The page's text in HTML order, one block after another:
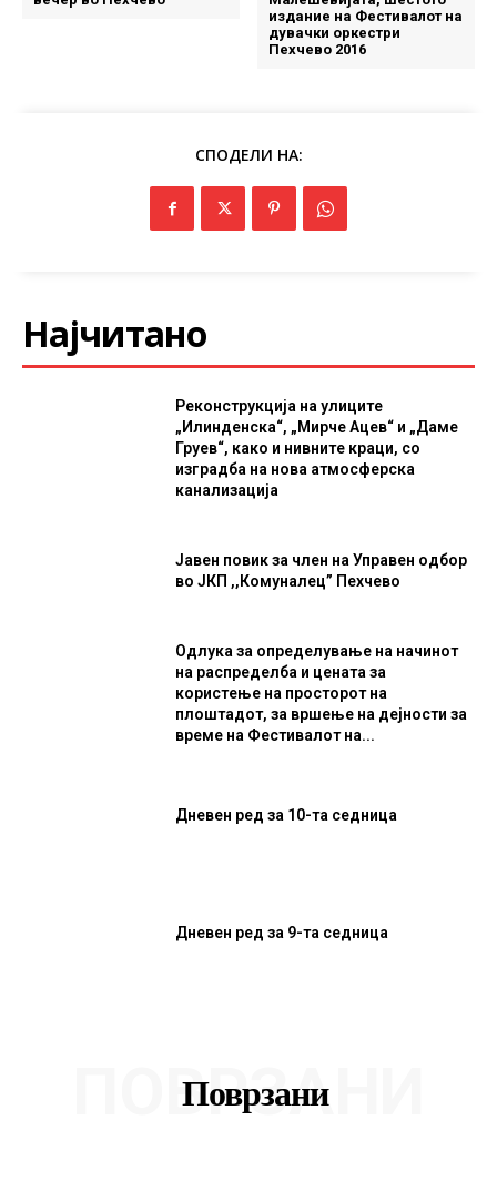
издание на Фестивалот на
дувачки оркестри
Пехчево 2016
СПОДЕЛИ НА:
Најчитано
Реконструкција на улиците
„Илинденска“, „Мирче Ацев“ и „Даме
Груев“, како и нивните краци, со
изградба на нова атмосферска
канализација
Јавен повик за член на Управен одбор
во ЈКП ,,Комуналец” Пехчево
Одлука за определување на начинот
на распределба и цената за
користење на просторот на
плоштадот, за вршење на дејности за
време на Фестивалот на...
Дневен ред за 10-та седница
Дневен ред за 9-та седница
Поврзани
ПОВРЗАНИ